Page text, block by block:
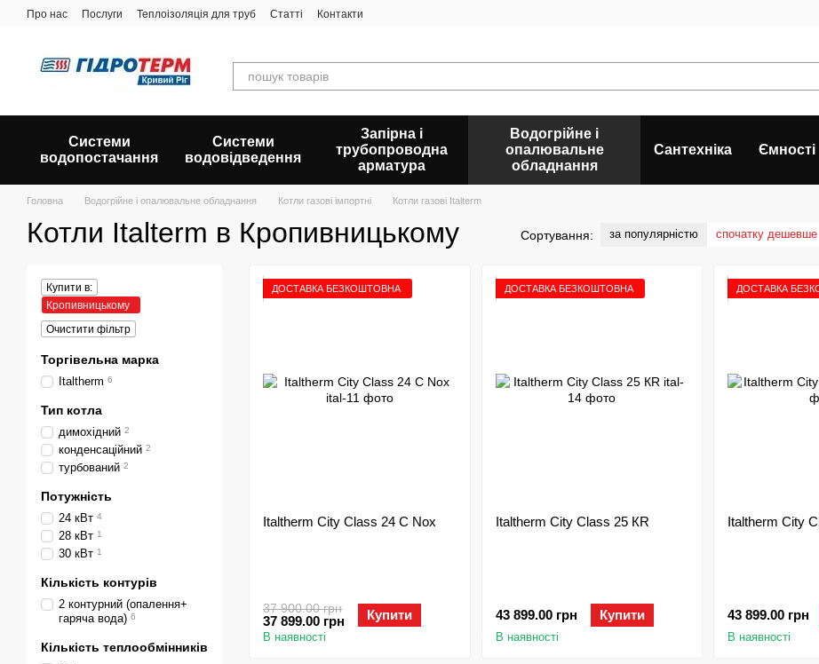
Перейти до основного контенту
Про нас Послуги Теплоізоляція для труб Статті Контакти
Системи
водопостачання
Системи
водовідведення
Запірна і
трубопроводна
арматура
Водогрійне і
опалювальне
обладнання
Сантехніка Ємності
Головна Водогрійне і опалювальне обладнання Котли газові імпортні Котли газові Italterm
Котли Italterm в Кропивницькому Сортування: за популярністю спочатку дешевше
ДОСТАВКА БЕЗКОШТОВНА
Italtherm City Class 24 C Nox
37 900.00 грн
37 899.00 грн Купити
В наявності
ДОСТАВКА БЕЗКОШТОВНА
Italtherm City Class 25 КR
43 899.00 грн Купити
В наявності
ДОСТАВКА
Italtherm City
43 899.00 грн
В наявності
Купити в:
Кропивницькому
Очистити фільтр
Торгівельна марка
Italtherm 6
Тип котла
димохідний 2
конденсаційний 2
турбований 2
Потужність
24 кВт 4
28 кВт 1
30 кВт 1
Кількість контурів
2 контурний (опалення+
гаряча вода) 6
Кількість теплообмінників